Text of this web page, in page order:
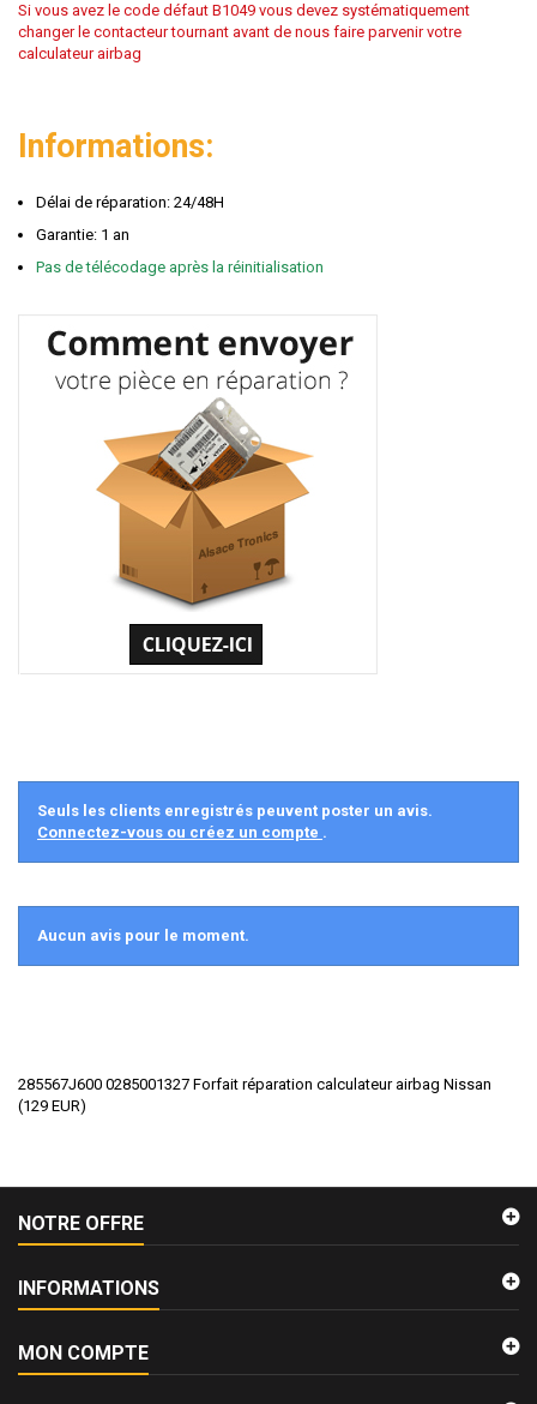
Si vous avez le code défaut B1049 vous devez systématiquement
changer le contacteur tournant avant de nous faire parvenir votre
calculateur airbag
Informations:
Délai de réparation: 24/48H
Garantie: 1 an
Pas de télécodage après la réinitialisation
Seuls les clients enregistrés peuvent poster un avis.
Connectez-vous ou créez un compte .
Aucun avis pour le moment.
285567J600 0285001327 Forfait réparation calculateur airbag Nissan
(129 EUR)
NOTRE OFFRE
INFORMATIONS
MON COMPTE